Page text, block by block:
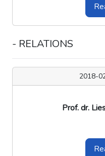
- RELATIONS
2018-
Prof. dr.